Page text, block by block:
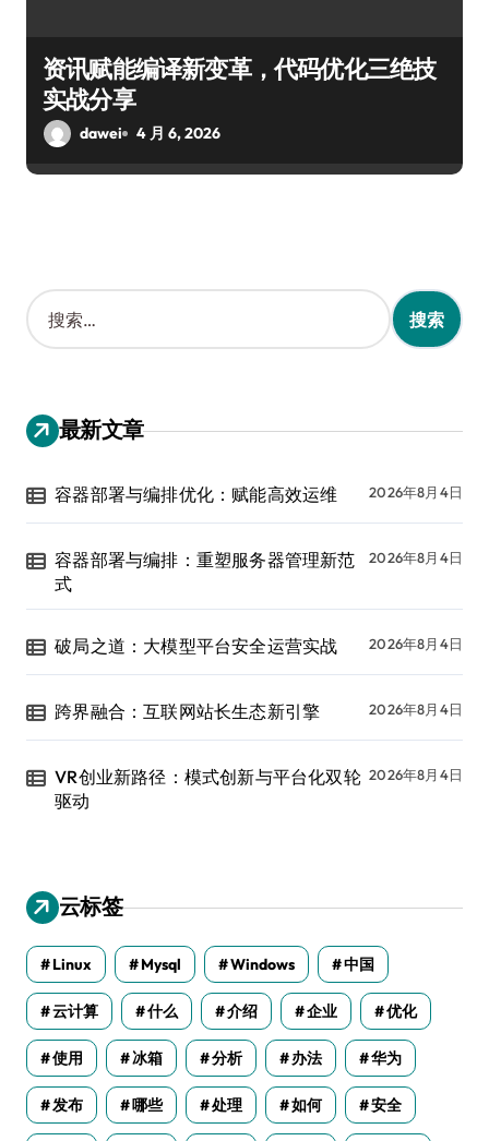
资讯赋能编译新变革，代码优化三绝技
实战分享
dawei 4 月 6, 2026
搜
索
：
最新文章
容器部署与编排优化：赋能高效运维 2026年8月4日
容器部署与编排：重塑服务器管理新范
式
2026年8月4日
破局之道：大模型平台安全运营实战 2026年8月4日
跨界融合：互联网站长生态新引擎 2026年8月4日
VR创业新路径：模式创新与平台化双轮
驱动
2026年8月4日
云标签
Linux Mysql Windows 中国
云计算 什么 介绍 企业 优化
使用 冰箱 分析 办法 华为
发布 哪些 处理 如何 安全